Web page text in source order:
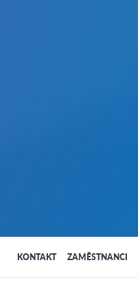
KONTAKT ZAMĚSTNANCI